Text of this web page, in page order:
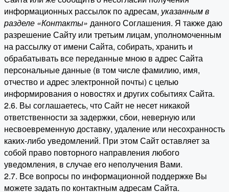
информационных рассылок по адресам, указанным в
разделе «Контакты» данного Соглашения. Я также даю
разрешение Сайту или третьим лицам, уполномоченным
на рассылку от имени Сайта, собирать, хранить и
обрабатывать все переданные мною в адрес Сайта
персональные данные (в том числе фамилию, имя,
отчество и адрес электронной почты) с целью
информирования о новостях и других событиях Сайта.
2.6. Вы соглашаетесь, что Сайт не несет никакой
ответственности за задержки, сбои, неверную или
несвоевременную доставку, удаление или несохранность
каких-либо уведомлений. При этом Сайт оставляет за
собой право повторного направления любого
уведомления, в случае его неполучения Вами.
2.7. Все вопросы по информационной поддержке Вы
можете задать по контактным адресам Сайта.